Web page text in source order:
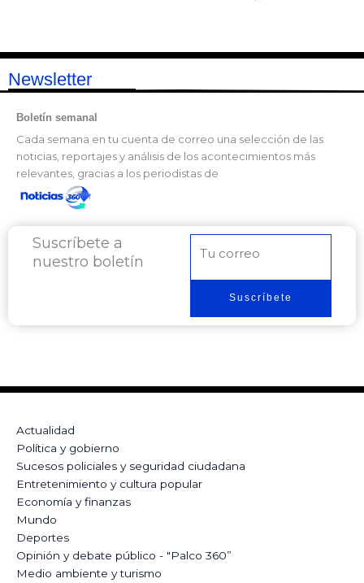
Newsletter
Boletín semanal
Cada semana en tu cuenta de correo una selección de las
noticias, reportajes y análisis de los acontecimientos más
relevantes, gracias a los periodistas de
Suscríbete a
nuestro boletín
electrónico
Suscríbete
Actualidad
Política y gobierno
Sucesos policiales y seguridad ciudadana
Entretenimiento y cultura popular
Economía y finanzas
Mundo
Deportes
Opinión y debate público - "Palco 360”
Medio ambiente y turismo